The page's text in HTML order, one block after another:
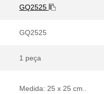
GQ2525
GQ2525
1 peça
Medida: 25 x 25 cm..